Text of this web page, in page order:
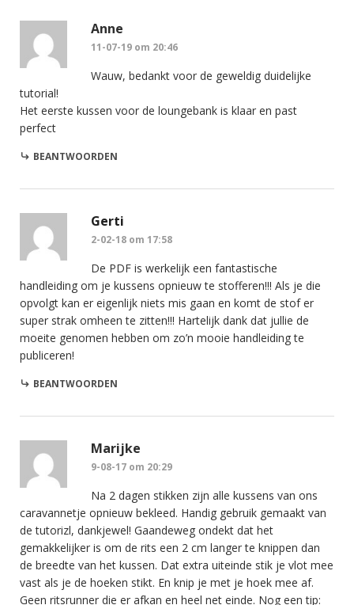
Anne
11-07-19 om 20:46
Wauw, bedankt voor de geweldig duidelijke
tutorial!
Het eerste kussen voor de loungebank is klaar en past
perfect
BEANTWOORDEN
Gerti
2-02-18 om 17:58
De PDF is werkelijk een fantastische
handleiding om je kussens opnieuw te stofferen!!! Als je die
opvolgt kan er eigenlijk niets mis gaan en komt de stof er
super strak omheen te zitten!!! Hartelijk dank dat jullie de
moeite genomen hebben om zo’n mooie handleiding te
publiceren!
BEANTWOORDEN
Marijke
9-08-17 om 20:29
Na 2 dagen stikken zijn alle kussens van ons
caravannetje opnieuw bekleed. Handig gebruik gemaakt van
de tutorizl, dankjewel! Gaandeweg ondekt dat het
gemakkelijker is om de rits een 2 cm langer te knippen dan
de breedte van het kussen. Dat extra uiteinde stik je vlot mee
vast als je de hoeken stikt. En knip je met je hoek mee af.
Geen ritsrunner die er afkan en heel net einde. Nog een tip: